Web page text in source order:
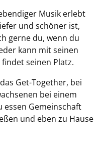
Musik erlebt
und schöner ist,
gerne du, wenn du
kann mit seinen
seinen Platz.
Get-Together, bei
bei einem
essen Gemeinschaft
und eben zu Hause